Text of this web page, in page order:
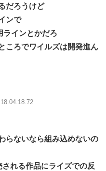
だろうけど
ンで
ラインとかだろ
ころでワイルズは開発進ん
らないなら組み込めないの
れる作品にライズでの反